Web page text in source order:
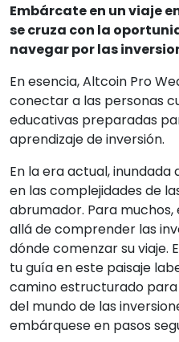
Embárcate en un viaje
se cruza con la
navegar por las
En esencia, Altcoin Pro
conectar a las personas
educativas preparadas
aprendizaje de inversión.
En la era actual,
en las complejidades de
abrumador. Para
allá de comprender las
dónde comenzar su viaje.
tu guía en este paisaje
camino estructurado
del mundo de las
embárquese en pasos